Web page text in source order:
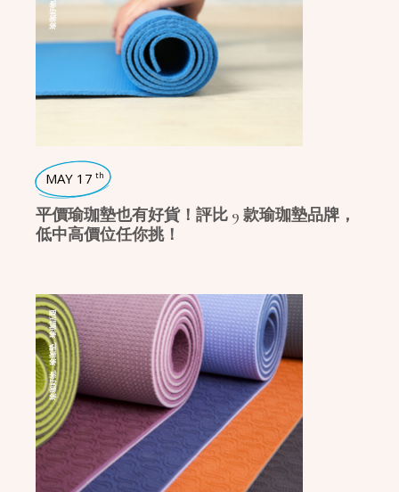
瑜珈好物
MAY 17 th
平價瑜珈墊也有好貨！評比 9 款瑜珈墊品牌，
低中高價位任你挑！
瑜珈好物
瑜珈墊
瑜珈話題